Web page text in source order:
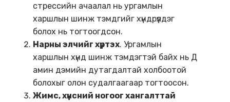
стрессийн ачаалал нь ургамлын
харшлын шинж тэмдгийг хүндрүүлдэг
болох нь тогтоогдсон.
Нарны элчийг хүртэх. Ургамлын
харшлын хүнд шинж тэмдэгтэй байх нь Д
амин дэмийн дутагдалтай холбоотой
болохыг олон судалгаагаар тогтоосон.
Жимс, хүнсний ногоог хангалттай